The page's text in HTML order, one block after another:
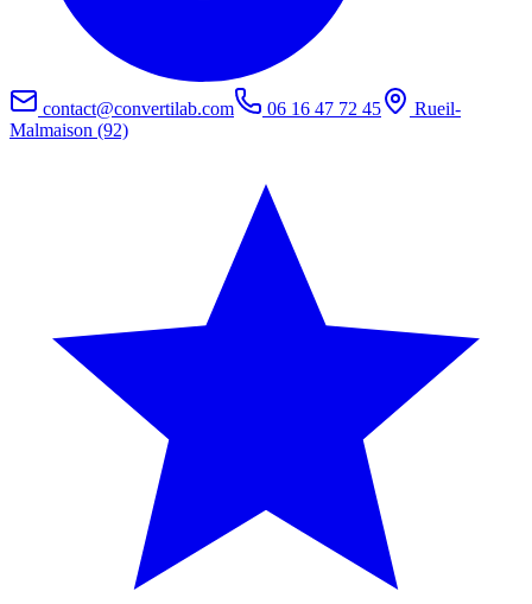
contact@convertilab.com 06 16 47 72 45
Rueil-
Malmaison (92)